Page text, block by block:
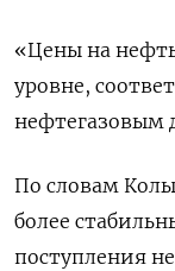
«Цены на
уровне,
нефтегазовым
По словам
более
поступления